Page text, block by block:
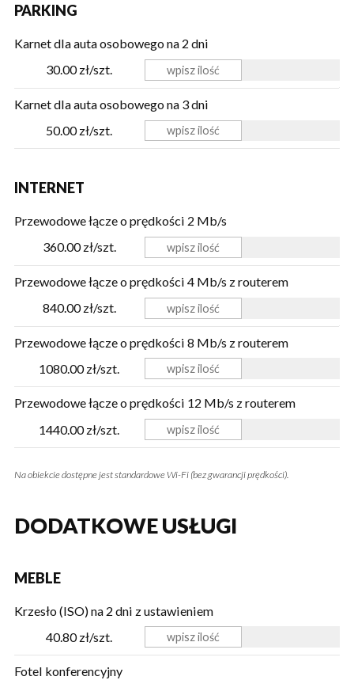
PARKING
Karnet dla auta osobowego na 2 dni
30.00 zł/szt.
Karnet dla auta osobowego na 3 dni
50.00 zł/szt.
INTERNET
Przewodowe łącze o prędkości 2 Mb/s
360.00 zł/szt.
Przewodowe łącze o prędkości 4 Mb/s z routerem
840.00 zł/szt.
Przewodowe łącze o prędkości 8 Mb/s z routerem
1080.00 zł/szt.
Przewodowe łącze o prędkości 12 Mb/s z routerem
1440.00 zł/szt.
Na obiekcie dostępne jest standardowe Wi-Fi (bez gwarancji prędkości).
DODATKOWE USŁUGI
MEBLE
Krzesło (ISO) na 2 dni z ustawieniem
40.80 zł/szt.
Fotel konferencyjny